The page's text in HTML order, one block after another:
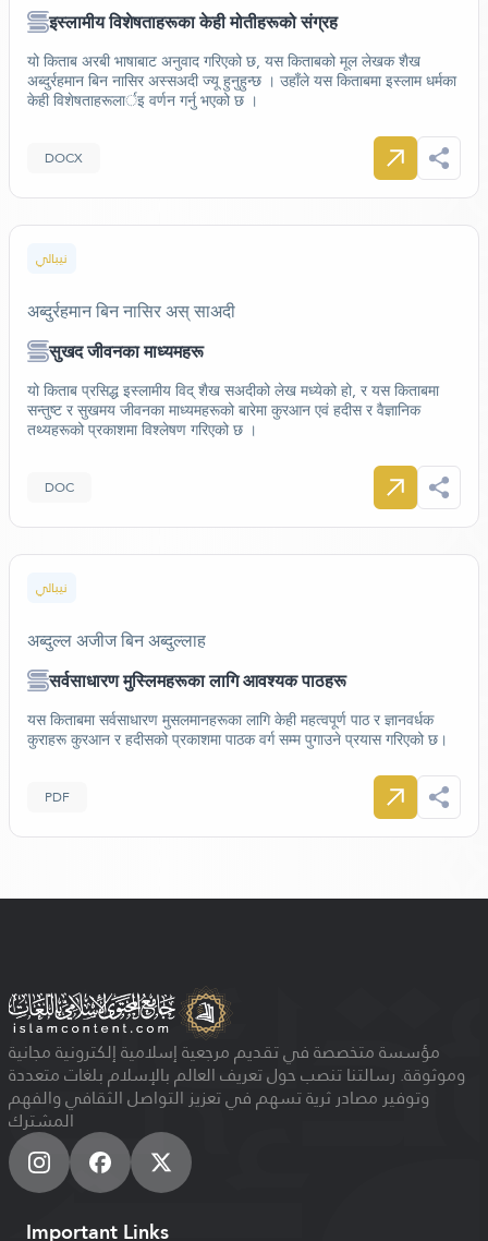
इस्लामीय विशेषताहरूका केही मोतीहरूको संग्रह
यो किताब अरबी भाषाबाट अनुवाद गरिएको छ, यस किताबको मूल लेखक शैख
अब्दुर्रहमान बिन नासिर अस्सअदी ज्यू हुनुहुन्छ । उहाँले यस किताबमा इस्लाम धर्मका
केही विशेषताहरूलार्इ वर्णन गर्नु भएको छ ।
DOCX
نيبالي
अब्दुर्रहमान बिन नासिर अस् साअदी
सुखद जीवनका माध्यमहरू
यो किताब प्रसिद्ध इस्लामीय विद् शैख सअदीको लेख मध्येको हो, र यस किताबमा
सन्तुष्ट र सुखमय जीवनका माध्यमहरूको बारेमा कुरआन एवं हदीस र वैज्ञानिक
तथ्यहरूको प्रकाशमा विश्लेषण गरिएको छ ।
DOC
نيبالي
अब्दुल्ल अजीज बिन अब्दुल्लाह
सर्वसाधारण मुस्लिमहरूका लागि आवश्यक पाठहरू
यस किताबमा सर्वसाधारण मुसलमानहरूका लागि केही महत्वपूर्ण पाठ र ज्ञानवर्धक
कुराहरू कुरआन र हदीसको प्रकाशमा पाठक वर्ग सम्म पुगाउने प्रयास गरिएको छ।
PDF
مؤسسة متخصصة في تقديم مرجعية إسلامية إلكترونية مجانية
وموثوقة. رسالتنا تنصب حول تعريف العالم بالإسلام بلغات متعددة
وتوفير مصادر ثرية تسهم في تعزيز التواصل الثقافي والفهم
المشترك
Important Links